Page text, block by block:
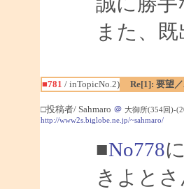
また、
■781 / inTopicNo.2) Re[1]: 要望
□投稿者/ Sahmaro ＠ 大御所(354回)-
http://www2s.biglobe.ne.jp/~sahmaro/
■No778
きよと